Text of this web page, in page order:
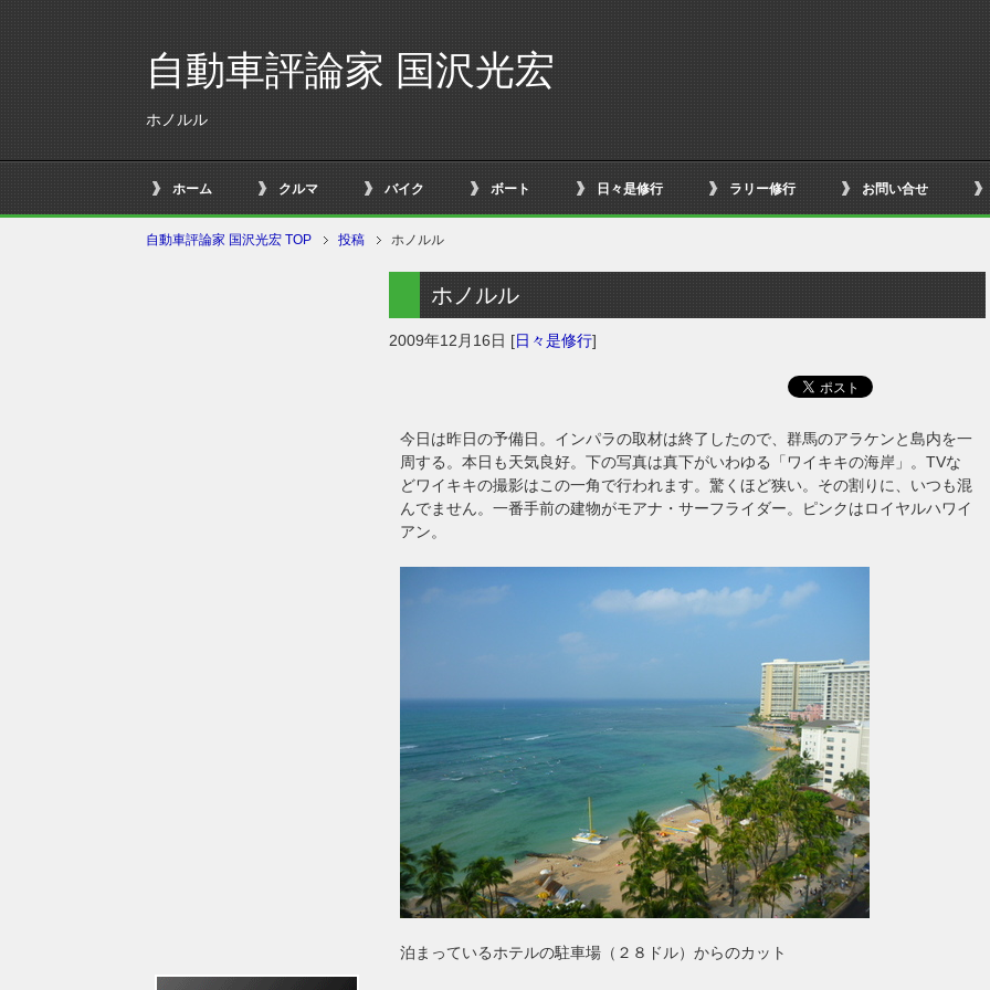
自動車評論家 国沢光宏
ホノルル
ホーム クルマ バイク ボート 日々是修行 ラリー修行 お問い合せ
自動車評論家 国沢光宏 TOP 投稿 ホノルル
ホノルル
2009年12月16日 [日々是修行]
今日は昨日の予備日。インパラの取材は終了したので、群馬のアラケンと島内を一
周する。本日も天気良好。下の写真は真下がいわゆる「ワイキキの海岸」。TVな
どワイキキの撮影はこの一角で行われます。驚くほど狭い。その割りに、いつも混
んでません。一番手前の建物がモアナ・サーフライダー。ピンクはロイヤルハワイ
アン。
泊まっているホテルの駐車場（２８ドル）からのカット